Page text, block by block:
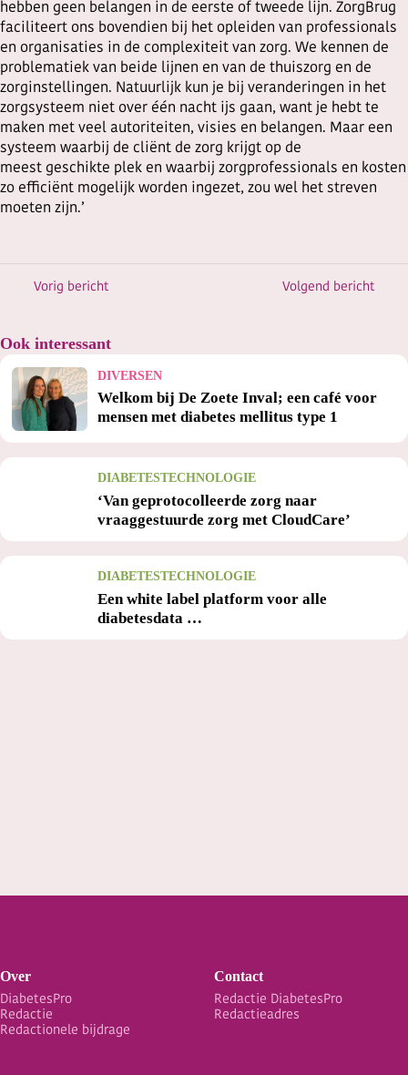
hebben geen belangen in de eerste of tweede lijn. ZorgBrug
faciliteert ons bovendien bij het opleiden van professionals
en organisaties in de complexiteit van zorg. We kennen de
problematiek van beide lijnen en van de thuiszorg en de
zorginstellingen. Natuurlijk kun je bij veranderingen in het
zorgsysteem niet over één nacht ijs gaan, want je hebt te
maken met veel autoriteiten, visies en belangen. Maar een
systeem waarbij de cliënt de zorg krijgt op de
meest geschikte plek en waarbij zorgprofessionals en kosten
zo efficiënt mogelijk worden ingezet, zou wel het streven
moeten zijn.’
Vorig bericht Volgend bericht
Ook interessant
Welkom bij De Zoete Inval; een café voor
mensen met diabetes mellitus type 1
DIVERSEN
‘Van geprotocolleerde zorg naar
vraaggestuurde zorg met CloudCare’
DIABETESTECHNOLOGIE
Een white label platform voor alle
diabetesdata …
DIABETESTECHNOLOGIE
Over
DiabetesPro
Redactie
Redactionele bijdrage
Contact
Redactie DiabetesPro
Redactieadres